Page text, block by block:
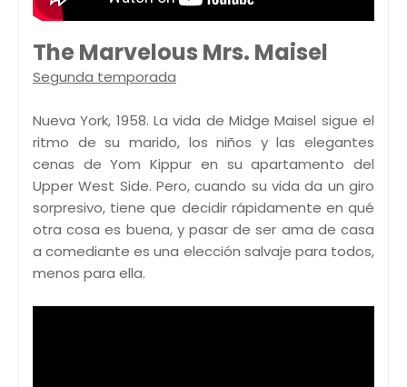
The Marvelous Mrs. Maisel
Segunda temporada
Nueva York, 1958. La vida de Midge Maisel sigue el
ritmo de su marido, los niños y las elegantes
cenas de Yom Kippur en su apartamento del
Upper West Side. Pero, cuando su vida da un giro
sorpresivo, tiene que decidir rápidamente en qué
otra cosa es buena, y pasar de ser ama de casa
a comediante es una elección salvaje para todos,
menos para ella.